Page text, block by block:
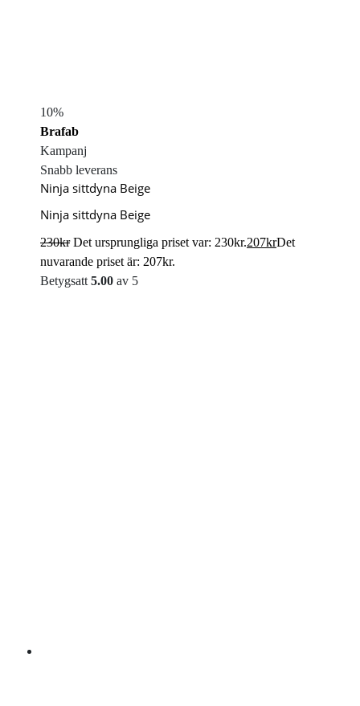
10%
Brafab
Kampanj
Snabb leverans
Ninja sittdyna Beige
Ninja sittdyna Beige
230kr Det ursprungliga priset var: 230kr.207krDet
nuvarande priset är: 207kr.
Betygsatt 5.00 av 5